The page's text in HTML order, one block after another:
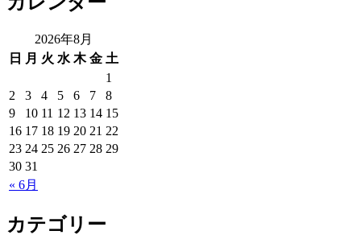
2026年8月
日
月 火 水 木 金 土
« 6月
1
2
3 4 5 6 7
8
9
10 11 12 13 14 15
16 17 18 19 20 21 22
23 24 25 26 27 28 29
30 31
カテゴリー